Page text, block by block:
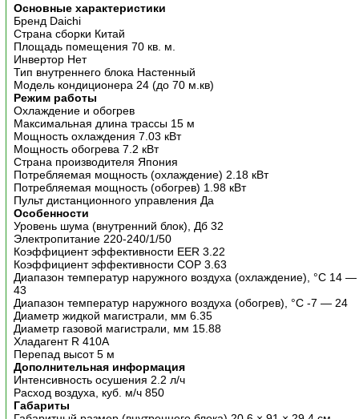
Основные характеристики
Бренд Daichi
Страна сборки Китай
Площадь помещения 70 кв. м.
Инвертор Нет
Тип внутреннего блока Настенный
Модель кондиционера 24 (до 70 м.кв)
Режим работы
Охлаждение и обогрев
Максимальная длина трассы 15 м
Мощность охлаждения 7.03 кВт
Мощность обогрева 7.2 кВт
Страна производителя Япония
Потребляемая мощность (охлаждение) 2.18 кВт
Потребляемая мощность (обогрев) 1.98 кВт
Пульт дистанционного управления Да
Особенности
Уровень шума (внутренний блок), Дб 32
Электропитание 220-240/1/50
Коэффициент эффективности EER 3.22
Коэффициент эффективности COP 3.63
Диапазон температур наружного воздуха (охлаждение), °C 14 —
43
Диапазон температур наружного воздуха (обогрев), °C -7 — 24
Диаметр жидкой магистрали, мм 6.35
Диаметр газовой магистрали, мм 15.88
Хладагент R 410A
Перепад высот 5 м
Дополнительная информация
Интенсивность осушения 2.2 л/ч
Расход воздуха, куб. м/ч 850
Габариты